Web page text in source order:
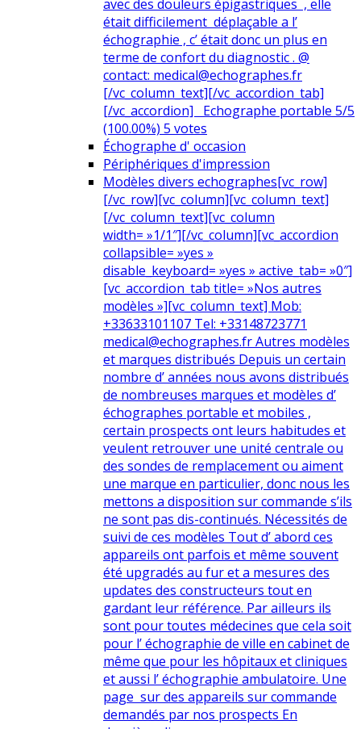
avec des douleurs épigastriques , elle
était difficilement déplaçable a l’
échographie , c’ était donc un plus en
terme de confort du diagnostic . @
contact: medical@echographes.fr
[/vc_column_text][/vc_accordion_tab]
[/vc_accordion] Echographe portable 5/5
(100.00%) 5 votes
Échographe d' occasion
Périphériques d'impression
Modèles divers echographes[vc_row]
[/vc_row][vc_column][vc_column_text]
[/vc_column_text][vc_column
width= »1/1″][/vc_column][vc_accordion
collapsible= »yes »
disable_keyboard= »yes » active_tab= »0″]
[vc_accordion_tab title= »Nos autres
modèles »][vc_column_text] Mob:
+33633101107 Tel: +33148723771
medical@echographes.fr Autres modèles
et marques distribués Depuis un certain
nombre d’ années nous avons distribués
de nombreuses marques et modèles d’
échographes portable et mobiles ,
certain prospects ont leurs habitudes et
veulent retrouver une unité centrale ou
des sondes de remplacement ou aiment
une marque en particulier, donc nous les
mettons a disposition sur commande s’ils
ne sont pas dis-continués. Nécessités de
suivi de ces modèles Tout d’ abord ces
appareils ont parfois et même souvent
été upgradés au fur et a mesures des
updates des constructeurs tout en
gardant leur référence. Par ailleurs ils
sont pour toutes médecines que cela soit
pour l’ échographie de ville en cabinet de
même que pour les hôpitaux et cliniques
et aussi l’ échographie ambulatoire. Une
page sur des appareils sur commande
demandés par nos prospects En